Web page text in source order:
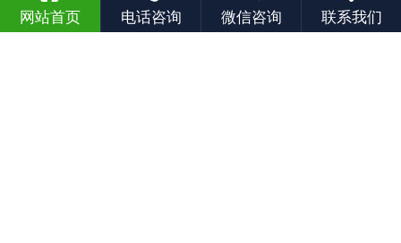
网站首页 电话咨询 微信咨询 联系我们